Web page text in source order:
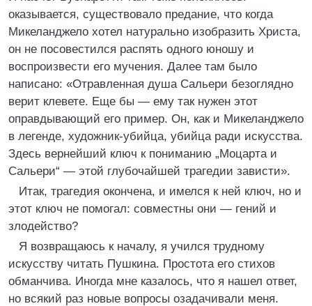
оказывается, существовало предание, что когда
Микеланджело хотел натурально изобразить Христа,
он не посовестился распять одного юношу и
воспроизвести его мучения. Далее там было
написано: «Отравленная душа Сальери безоглядно
верит клевете. Еще бы — ему так нужен этот
оправдывающий его пример. Он, как и Микеланджело
в легенде, художник-убийца, убийца ради искусства.
Здесь вернейший ключ к пониманию „Моцарта и
Сальери“ — этой глубочайшей трагедии зависти».
Итак, трагедия окончена, и имелся к ней ключ, но и
этот ключ не помогал: совместны они — гений и
злодейство?
Я возвращаюсь к началу, я учился трудному
искусству читать Пушкина. Простота его стихов
обманчива. Иногда мне казалось, что я нашел ответ,
но всякий раз новые вопросы озадачивали меня.